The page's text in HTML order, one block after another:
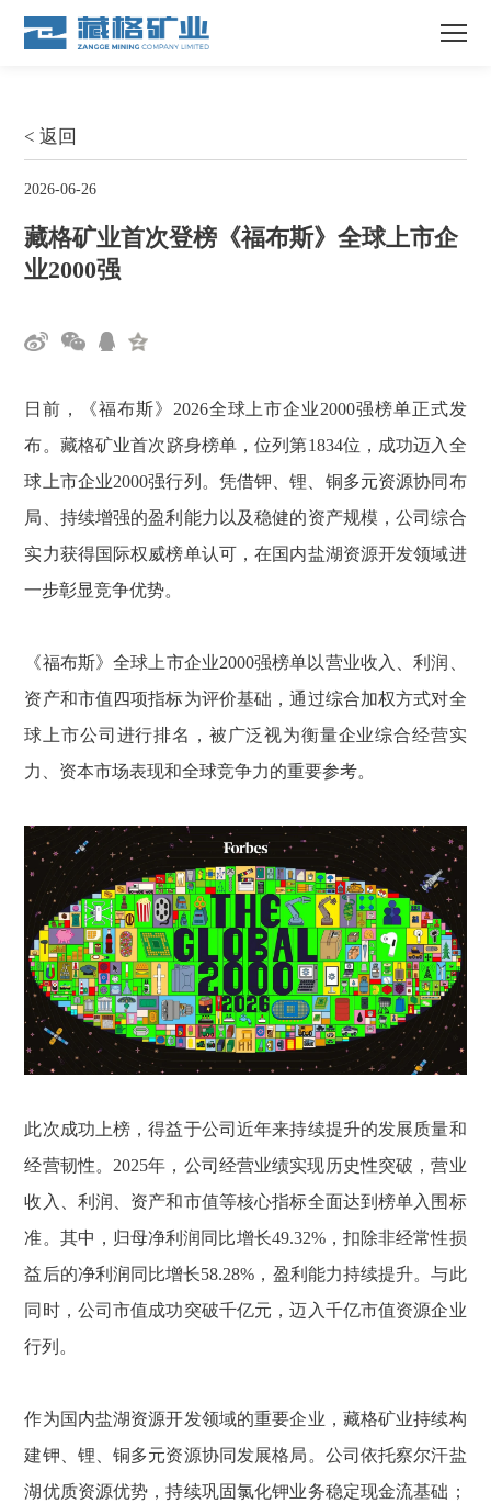
< 返回
2026-06-26
藏格矿业首次登榜《福布斯》全球上市企
业2000强
日前，《福布斯》2026全球上市企业2000强榜单正式发
布。藏格矿业首次跻身榜单，位列第1834位，成功迈入全
球上市企业2000强行列。凭借钾、锂、铜多元资源协同布
局、持续增强的盈利能力以及稳健的资产规模，公司综合
实力获得国际权威榜单认可，在国内盐湖资源开发领域进
一步彰显竞争优势。
《福布斯》全球上市企业2000强榜单以营业收入、利润、
资产和市值四项指标为评价基础，通过综合加权方式对全
球上市公司进行排名，被广泛视为衡量企业综合经营实
力、资本市场表现和全球竞争力的重要参考。
此次成功上榜，得益于公司近年来持续提升的发展质量和
经营韧性。2025年，公司经营业绩实现历史性突破，营业
收入、利润、资产和市值等核心指标全面达到榜单入围标
准。其中，归母净利润同比增长49.32%，扣除非经常性损
益后的净利润同比增长58.28%，盈利能力持续提升。与此
同时，公司市值成功突破千亿元，迈入千亿市值资源企业
行列。
作为国内盐湖资源开发领域的重要企业，藏格矿业持续构
建钾、锂、铜多元资源协同发展格局。公司依托察尔汗盐
湖优质资源优势，持续巩固氯化钾业务稳定现金流基础；